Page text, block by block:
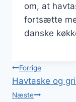
om, at
fortsætte
danske
Forrige
Havtaske og
Næste